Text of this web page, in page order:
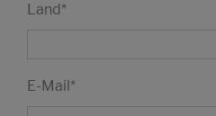
Land*
E-Mail*